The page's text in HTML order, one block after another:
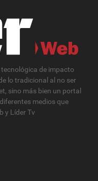
de impacto
lo tradicional al no ser
sino más bien un portal
medios que
y Líder Tv